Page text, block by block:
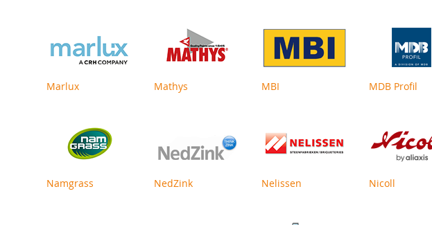
Marlux Mathys MBI MDB Profil
Namgrass NedZink Nelissen Nicoll